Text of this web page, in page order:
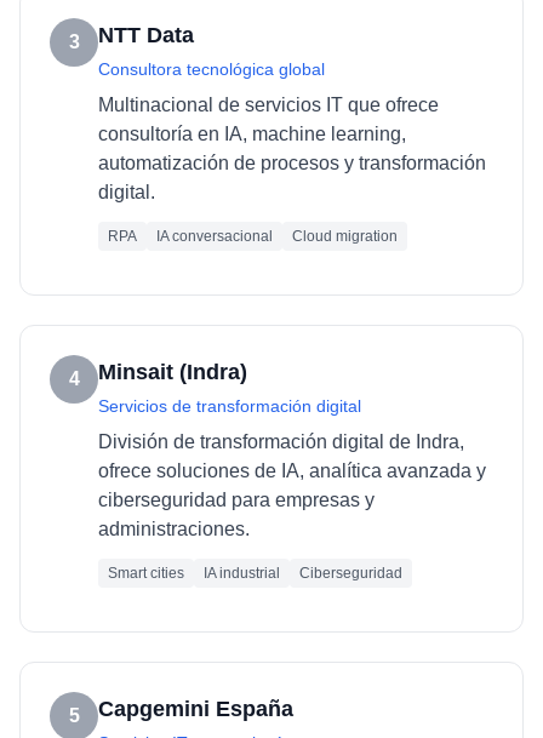
3 NTT Data
Consultora tecnológica global
Multinacional de servicios IT que ofrece
consultoría en IA, machine learning,
automatización de procesos y transformación
digital.
RPA IA conversacional Cloud migration
4 Minsait (Indra)
Servicios de transformación digital
División de transformación digital de Indra,
ofrece soluciones de IA, analítica avanzada y
ciberseguridad para empresas y
administraciones.
Smart cities IA industrial Ciberseguridad
5 Capgemini España